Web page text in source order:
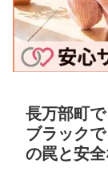
長万部町で
ブラック
の罠と安